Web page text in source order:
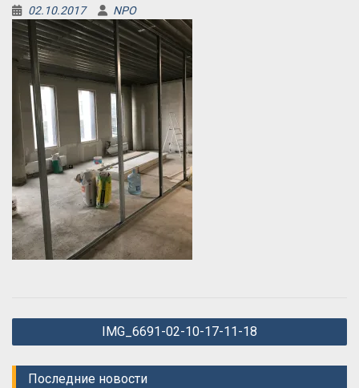
02.10.2017 NPO
Навигация
по
записям
IMG_6691-02-10-17-11-18
Последние новости